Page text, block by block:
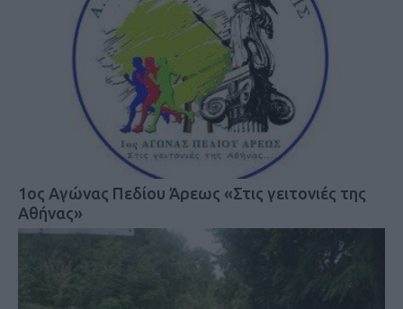
1ος Αγώνας Πεδίου Άρεως «Στις γειτονιές της
Αθήνας»